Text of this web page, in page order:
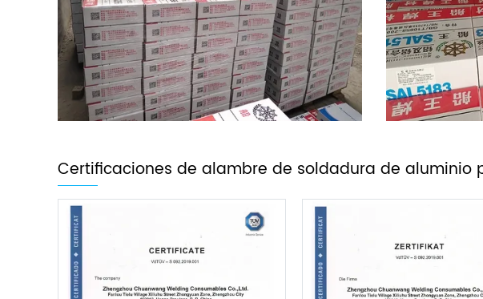
Certificaciones de alambre de soldadura de aluminio